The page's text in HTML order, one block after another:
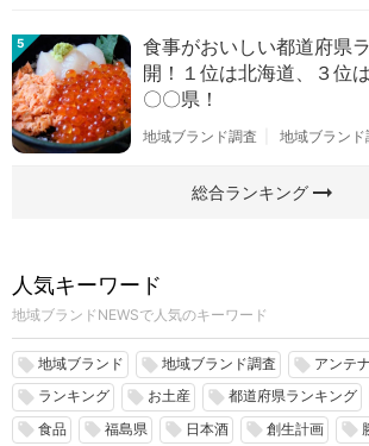
5
食事がおいしい都道府県
開！１位は北海道、３位
〇〇県！
地域ブランド調査 地域ブラン
総合ランキングarrow_right_alt
人気キーワード
地域ブランドNEWSで人気のキーワード
local_offer 地域ブランド local_offer 地域ブランド調査 local_offer アンテ
local_offer ランキング local_offer お土産 local_offer 都道府県ランキング
local_offer 食品 local_offer 福島県 local_offer 日本酒 local_offer 創生計画 local_offer